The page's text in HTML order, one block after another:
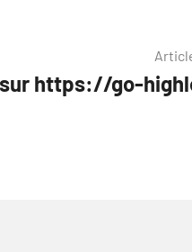
sur https://go-